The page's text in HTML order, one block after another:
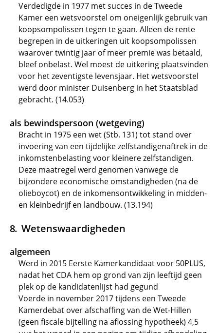
Verdedigde in 1977 met succes in de Tweede
Kamer een wetsvoorstel om oneigenlijk gebruik van
koopsompolissen tegen te gaan. Alleen de rente
begrepen in de uitkeringen uit koopsompolissen
waarover twintig jaar of meer premie was betaald,
bleef onbelast. Wel moest de uitkering plaatsvinden
voor het zeventigste levensjaar. Het wetsvoorstel
werd door minister Duisenberg in het Staatsblad
gebracht. (14.053)
als bewindspersoon (wetgeving)
Bracht in 1975 een wet (Stb. 131) tot stand over
invoering van een tijdelijke zelfstandigenaftrek in de
inkomstenbelasting voor kleinere zelfstandigen.
Deze maatregel werd genomen vanwege de
bijzondere economische omstandigheden (na de
olieboycot) en de inkomensontwikkeling in midden-
en kleinbedrijf en landbouw. (13.194)
Wetenswaardigheden
algemeen
Werd in 2015 Eerste Kamerkandidaat voor 50PLUS,
nadat het CDA hem op grond van zijn leeftijd geen
plek op de kandidatenlijst had gegund
Voerde in november 2017 tijdens een Tweede
Kamerdebat over afschaffing van de Wet-Hillen
(geen fiscale bijtelling na aflossing hypotheek) 4,5